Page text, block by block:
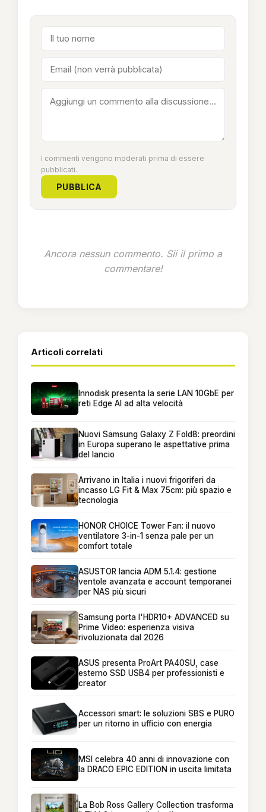
I commenti vengono moderati prima di essere
pubblicati.
PUBBLICA
Ancora nessun commento. Sii il primo a
commentare!
Articoli correlati
Innodisk presenta la serie LAN 10GbE per
reti Edge AI ad alta velocità
Nuovi Samsung Galaxy Z Fold8: preordini
in Europa superano le aspettative prima
del lancio
Arrivano in Italia i nuovi frigoriferi da
incasso LG Fit & Max 75cm: più spazio e
tecnologia
HONOR CHOICE Tower Fan: il nuovo
ventilatore 3-in-1 senza pale per un
comfort totale
ASUSTOR lancia ADM 5.1.4: gestione
ventole avanzata e account temporanei
per NAS più sicuri
Samsung porta l'HDR10+ ADVANCED su
Prime Video: esperienza visiva
rivoluzionata dal 2026
ASUS presenta ProArt PA40SU, case
esterno SSD USB4 per professionisti e
creator
Accessori smart: le soluzioni SBS e PURO
per un ritorno in ufficio con energia
MSI celebra 40 anni di innovazione con
la DRACO EPIC EDITION in uscita limitata
La Bob Ross Gallery Collection trasforma